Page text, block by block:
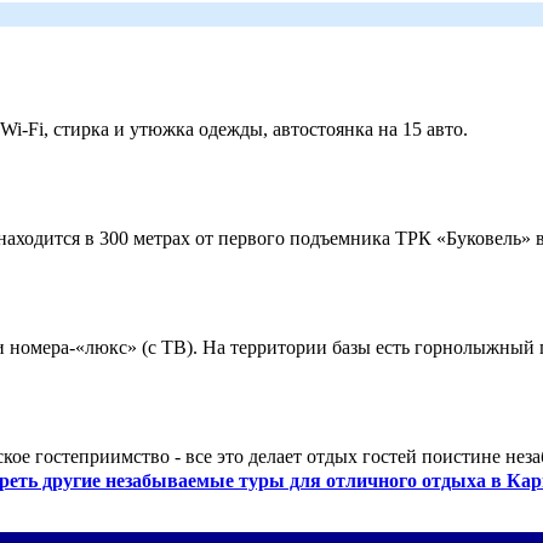
Fi, стирка и утюжка одежды, автостоянка на 15 авто.
в 300 метрах от первого подъемника ТРК «Буковель»
номера-«люкс» (с ТВ). На территории базы есть горнолыжный
гостеприимство - все это делает отдых гостей поистине
другие незабываемые туры для отличного отдыха в